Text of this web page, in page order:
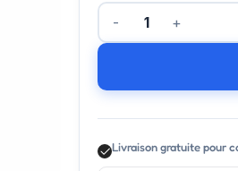
Livraison gratuite pour